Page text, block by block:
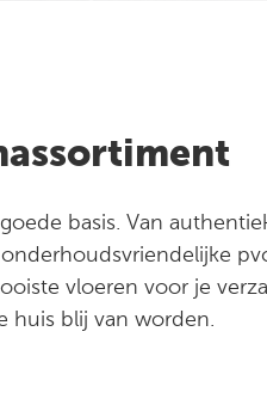
basis. Van
vloeren voor je
huis blij van worden.